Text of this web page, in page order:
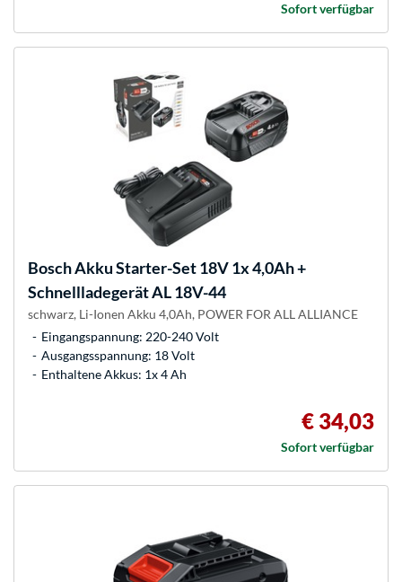
Sofort verfügbar
BoschAkku Starter-Set 18V 1x 4,0Ah +
Schnellladegerät AL 18V-44
schwarz, Li-Ionen Akku 4,0Ah, POWER FOR ALL ALLIANCE
Eingangspannung: 220-240 Volt
Ausgangsspannung: 18 Volt
Enthaltene Akkus: 1x 4 Ah
€ 34,03
Sofort verfügbar